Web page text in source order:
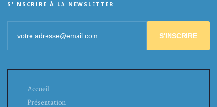
S'INSCRIRE À LA NEWSLETTER
S'INSCRIRE
Accueil
Présentation